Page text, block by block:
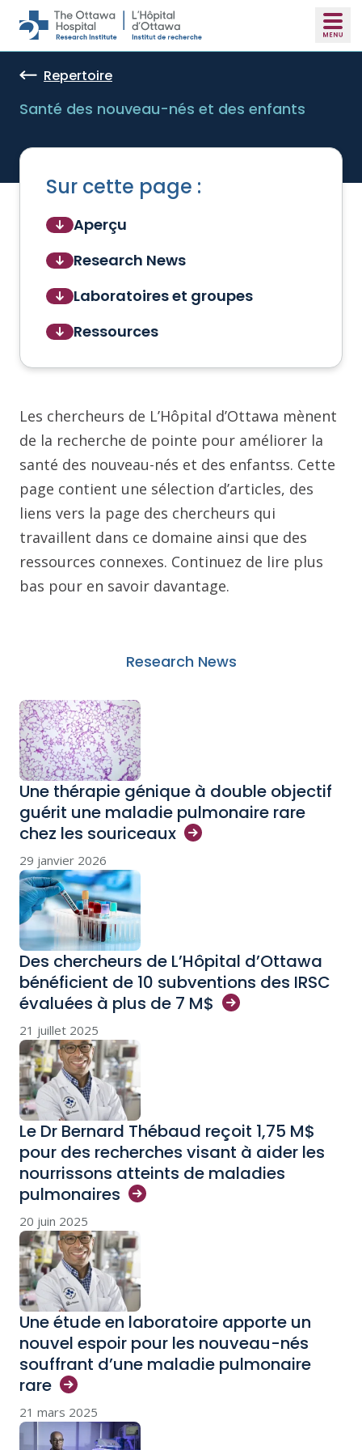
Skip to main content
Repertoire
Santé des nouveau-nés et des enfants
Sur cette page :
Aperçu
Research News
Laboratoires et groupes
Ressources
Les chercheurs de L’Hôpital d’Ottawa mènent
de la recherche de pointe pour améliorer la
santé des nouveau-nés et des enfantss. Cette
page contient une sélection d’articles, des
liens vers la page des chercheurs qui
travaillent dans ce domaine ainsi que des
ressources connexes. Continuez de lire plus
bas pour en savoir davantage.
Research News
Une thérapie génique à double objectif
guérit une maladie pulmonaire rare
chez les souriceaux
29 janvier 2026
Des chercheurs de L’Hôpital d’Ottawa
bénéficient de 10 subventions des IRSC
évaluées à plus de 7 M$
21 juillet 2025
Le Dr Bernard Thébaud reçoit 1,75 M$
pour des recherches visant à aider les
nourrissons atteints de maladies
pulmonaires
20 juin 2025
Une étude en laboratoire apporte un
nouvel espoir pour les nouveau-nés
souffrant d’une maladie pulmonaire
rare
21 mars 2025